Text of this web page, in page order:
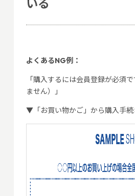
いる
よくあるNG例：
「購入するには会員登録が必須
ません）」
▼「お買い物かご」から購入手